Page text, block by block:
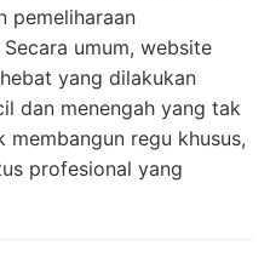
pemeliharaan
umum, website
yang dilakukan
dan menengah yang tak
regu khusus,
profesional yang